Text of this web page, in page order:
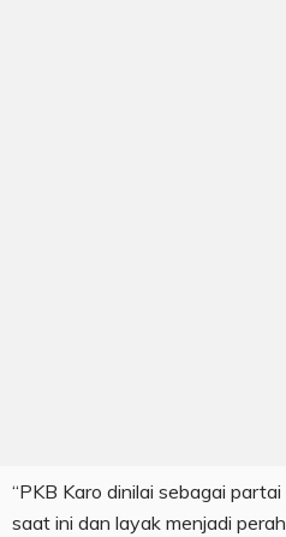
“PKB Karo dinilai sebagai
saat ini dan layak menjadi